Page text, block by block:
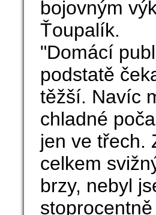
bojovným
Ťoupalík.
"Domácí
podstatě
těžší. Navíc
chladné
jen ve třech.
celkem
brzy, nebyl